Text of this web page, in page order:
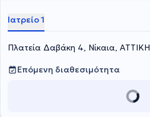
Ιατρείο 1
Πλατεία Δαβάκη 4, Νίκαια, ΑΤΤΙΚΗ
Επόμενη διαθεσιμότητα